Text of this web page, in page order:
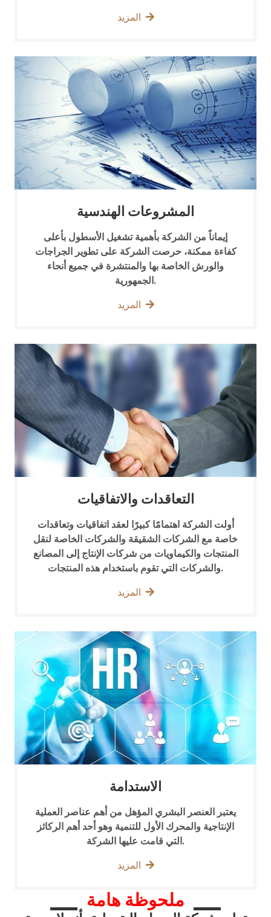
المزيد
المشروعات الهندسية
إيماناً من الشركة بأهمية تشغيل الأسطول بأعلى
كفاءة ممكنة، حرصت الشركة على تطوير الجراجات
والورش الخاصة بها والمنتشرة في جميع أنحاء
الجمهورية.
المزيد
التعاقدات والاتفاقيات
أولت الشركة اهتمامًا كبيرًا لعقد اتفاقيات وتعاقدات
خاصة مع الشركات الشقيقة والشركات الخاصة لنقل
المنتجات والكيماويات من شركات الإنتاج إلى المصانع
والشركات التي تقوم باستخدام هذه المنتجات.
المزيد
الاستدامة
يعتبر العنصر البشري المؤهل من أهم عناصر العملية
الإنتاجية والمحرك الأول للتنمية وهو أحد أهم الركائز
التي قامت عليها الشركة.
المزيد
ملحوظة هامة